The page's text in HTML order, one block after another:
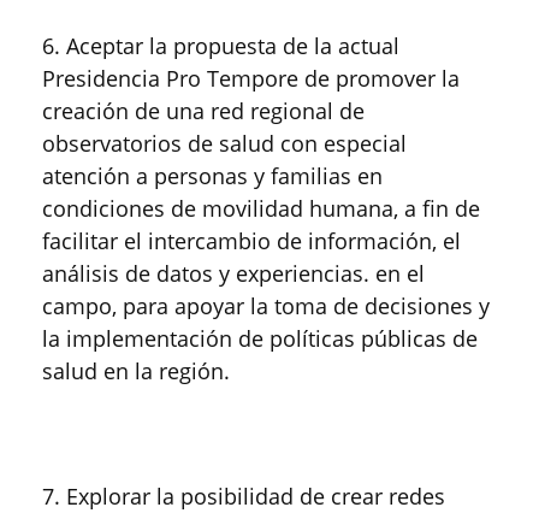
6. Aceptar la propuesta de la actual
Presidencia Pro Tempore de promover la
creación de una red regional de
observatorios de salud con especial
atención a personas y familias en
condiciones de movilidad humana, a fin de
facilitar el intercambio de información, el
análisis de datos y experiencias. en el
campo, para apoyar la toma de decisiones y
la implementación de políticas públicas de
salud en la región.
7. Explorar la posibilidad de crear redes